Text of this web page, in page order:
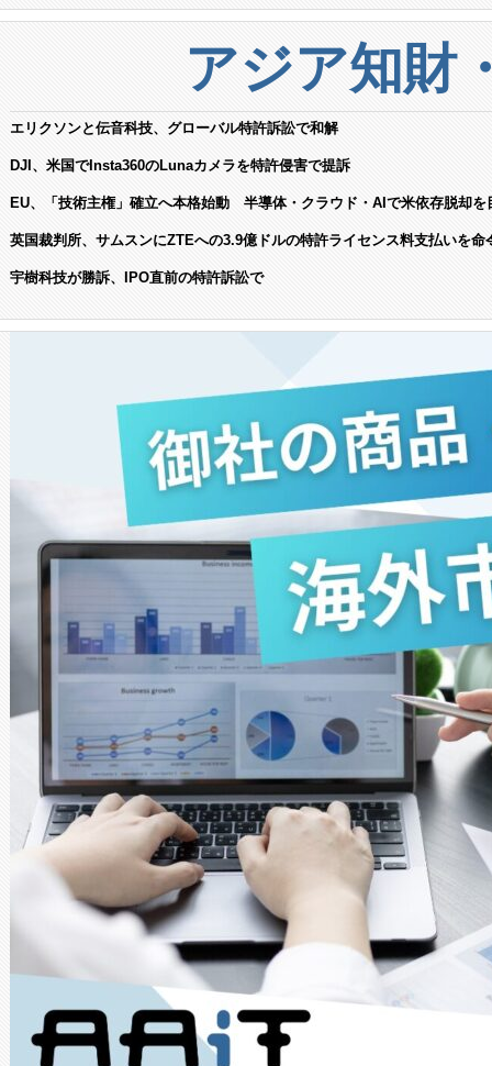
アジア知財
エリクソンと伝音科技、グローバル特許訴訟で和解
DJI、米国でInsta360のLunaカメラを特許侵害で提訴
EU、「技術主権」確立へ本格始動 半導体・クラウド・AIで米依存脱却を
英国裁判所、サムスンにZTEへの3.9億ドルの特許ライセンス料支払いを命
宇樹科技が勝訴、IPO直前の特許訴訟で